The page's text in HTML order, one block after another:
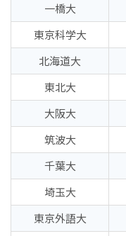
一橋大
東京科学大
北海道大
東北大
大阪大
筑波大
千葉大
埼玉大
東京外語大